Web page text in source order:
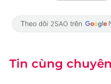
Tin cùng